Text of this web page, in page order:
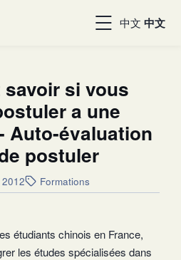
中文 中文
savoir si vous
a une
Auto-évaluation
postuler
Formations
étudiants chinois en France,
les études spécialisées dans